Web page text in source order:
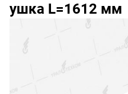
ушка L=1612 мм